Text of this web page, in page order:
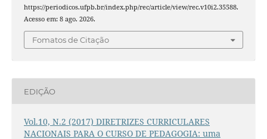
https://periodicos.ufpb.br/index.php/rec/article/view/rec.v10i2.35588.
Acesso em: 8 ago. 2026.
Fomatos de Citação
EDIÇÃO
Vol.10, N.2 (2017) DIRETRIZES CURRICULARES
NACIONAIS PARA O CURSO DE PEDAGOGIA: uma